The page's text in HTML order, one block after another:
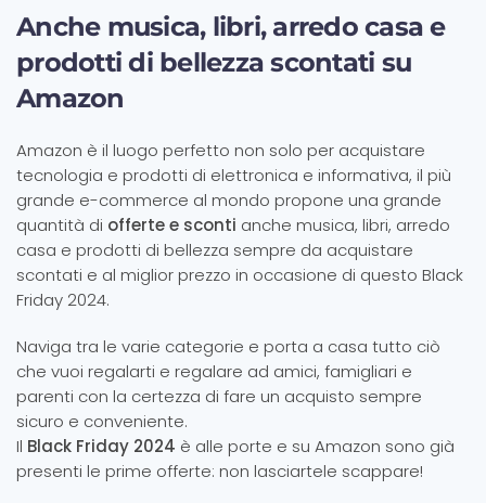
Anche musica, libri, arredo casa e
prodotti di bellezza scontati su
Amazon
Amazon è il luogo perfetto non solo per acquistare
tecnologia e prodotti di elettronica e informativa, il più
grande e-commerce al mondo propone una grande
quantità di offerte e sconti anche musica, libri, arredo
casa e prodotti di bellezza sempre da acquistare
scontati e al miglior prezzo in occasione di questo Black
Friday 2024.
Naviga tra le varie categorie e porta a casa tutto ciò
che vuoi regalarti e regalare ad amici, famigliari e
parenti con la certezza di fare un acquisto sempre
sicuro e conveniente.
Il Black Friday 2024 è alle porte e su Amazon sono già
presenti le prime offerte: non lasciartele scappare!